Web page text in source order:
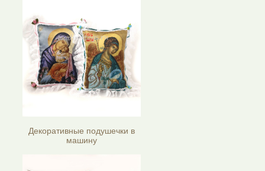
Декоративные подушечки в
машину